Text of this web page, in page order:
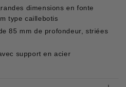
dimensions en fonte
type caillebotis
85 mm de profondeur, striées
support en acier